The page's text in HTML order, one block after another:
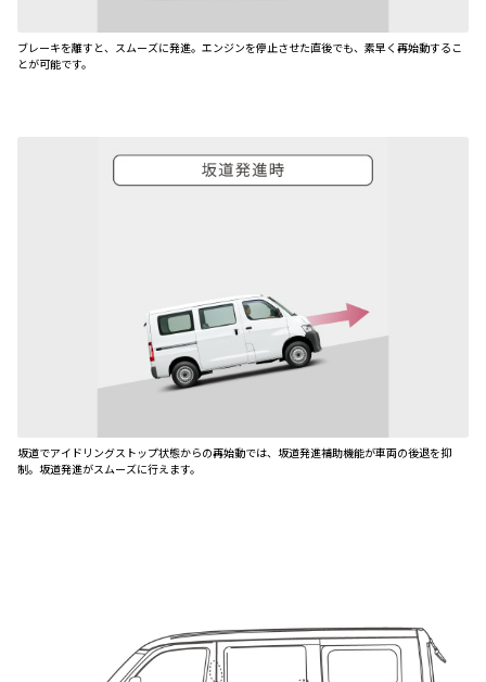
ブレーキを離すと、スムーズに発進。エンジンを停止させた直後でも、素早く再始動するこ
とが可能です。
坂道でアイドリングストップ状態からの再始動では、坂道発進補助機能が車両の後退を抑
制。坂道発進がスムーズに行えます。